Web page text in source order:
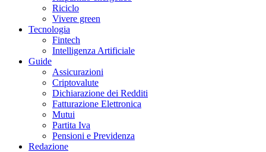
Riciclo
Vivere green
Tecnologia
Fintech
Intelligenza Artificiale
Guide
Assicurazioni
Criptovalute
Dichiarazione dei Redditi
Fatturazione Elettronica
Mutui
Partita Iva
Pensioni e Previdenza
Redazione